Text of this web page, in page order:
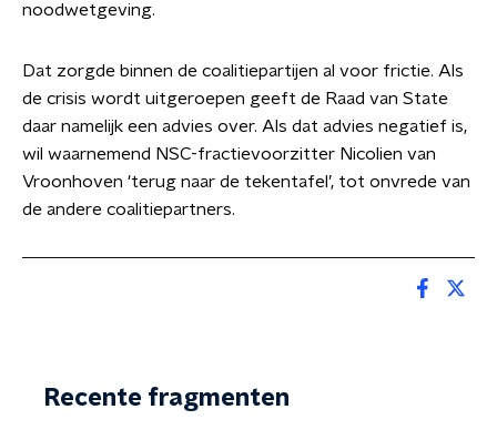
noodwetgeving.
Dat zorgde binnen de coalitiepartijen al voor frictie. Als
de crisis wordt uitgeroepen geeft de Raad van State
daar namelijk een advies over. Als dat advies negatief is,
wil waarnemend NSC-fractievoorzitter Nicolien van
Vroonhoven 'terug naar de tekentafel’, tot onvrede van
de andere coalitiepartners.
Recente fragmenten